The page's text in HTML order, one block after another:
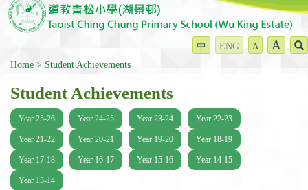
中 ENG A A
Home Student Achievements
Student Achievements
Year 25-26 Year 24-25 Year 23-24 Year 22-23
Year 21-22 Year 20-21 Year 19-20 Year 18-19
Year 17-18 Year 16-17 Year 15-16 Year 14-15
Year 13-14